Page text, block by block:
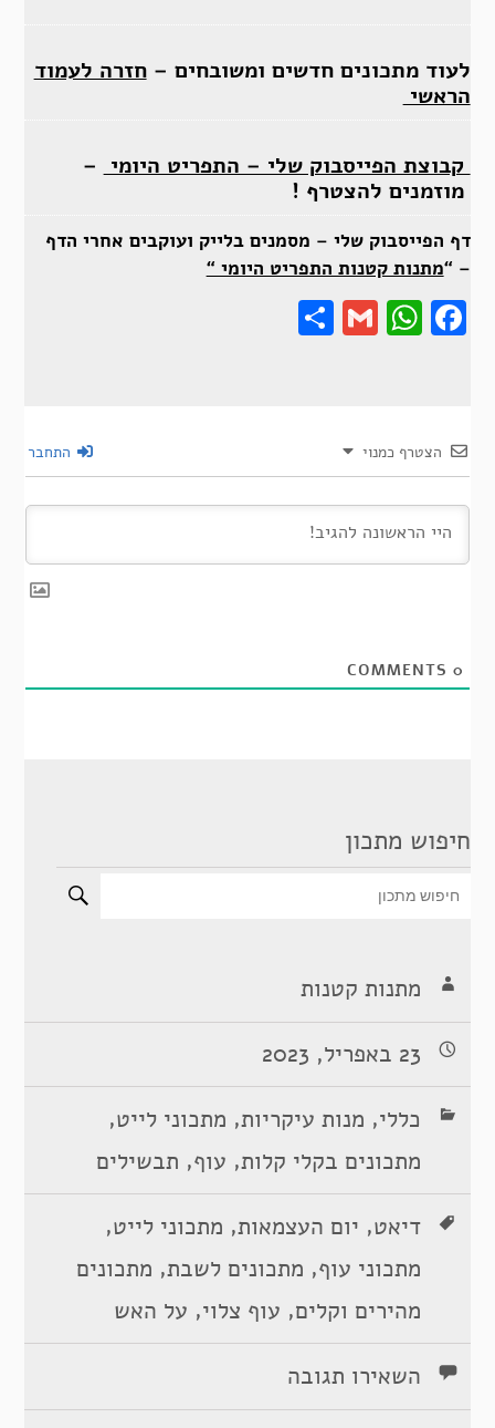
לעוד מתכונים חדשים ומשובחים –חזרה לעמוד
הראשי
קבוצת הפייסבוק שלי – התפריט היומי –
מוזמנים להצטרף !
דף הפייסבוק שלי – מסמנים בלייק ועוקבים אחרי הדף
– “מתנות קטנות התפריט היומי “
Gmail
Share
הצטרף כמנוי התחבר
0
חיפוש מתכון
מתנות קטנות
23 באפריל, 2023
כללי, מנות עיקריות, מתכוני לייט,
מתכונים בקלי קלות, עוף, תבשילים
דיאט, יום העצמאות, מתכוני לייט,
מתכוני עוף, מתכונים לשבת, מתכונים
מהירים וקלים, עוף צלוי, על האש
השאירו תגובה